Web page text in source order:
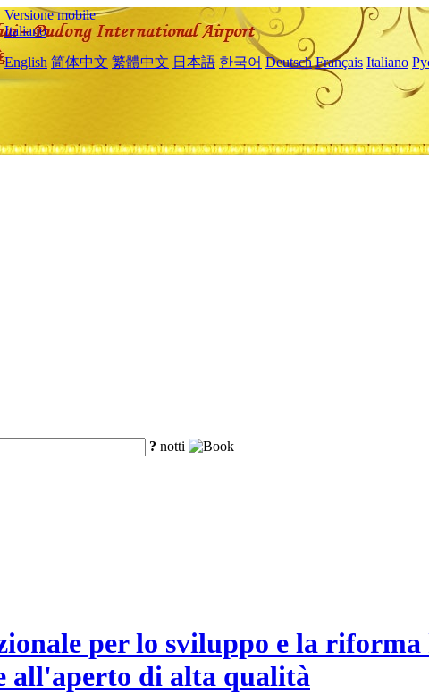
Versione mobile
Italiano
English 简体中文 繁體中文 日本語 한국어 Deutsch Français Italiano
? notti
per lo sviluppo e la
all'aperto di alta qualità